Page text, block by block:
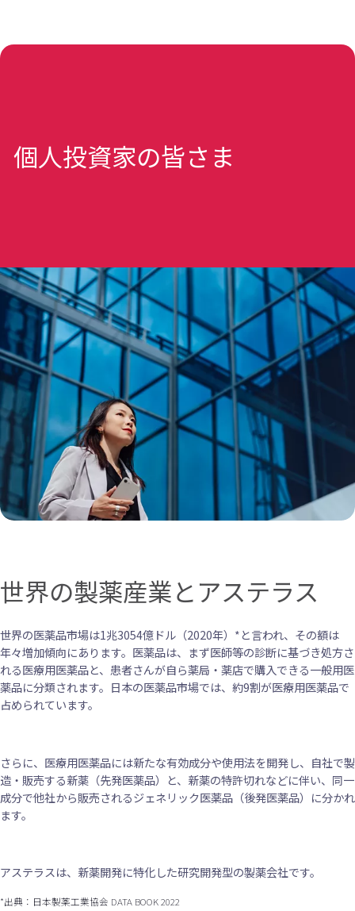
個人投資家の皆さま
世界の製薬産業とアステラス
世界の医薬品市場は1兆3054億ドル（2020年）*と言われ、その額は
年々増加傾向にあります。医薬品は、まず医師等の診断に基づき処方さ
れる医療用医薬品と、患者さんが自ら薬局・薬店で購入できる一般用医
薬品に分類されます。日本の医薬品市場では、約9割が医療用医薬品で
占められています。
さらに、医療用医薬品には新たな有効成分や使用法を開発し、自社で製
造・販売する新薬（先発医薬品）と、新薬の特許切れなどに伴い、同一
成分で他社から販売されるジェネリック医薬品（後発医薬品）に分かれ
ます。
アステラスは、新薬開発に特化した研究開発型の製薬会社です。
*出典：日本製薬工業協会 DATA BOOK 2022